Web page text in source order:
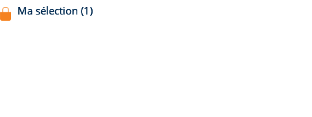
Ma sélection (1)